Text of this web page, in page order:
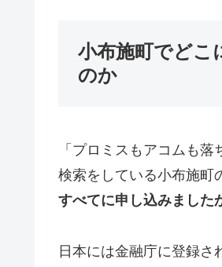
小布施町でどこ
のか
「プロミスもアコムも
検索をしている小布施町
すべてに申し込みました
日本には金融庁に登録